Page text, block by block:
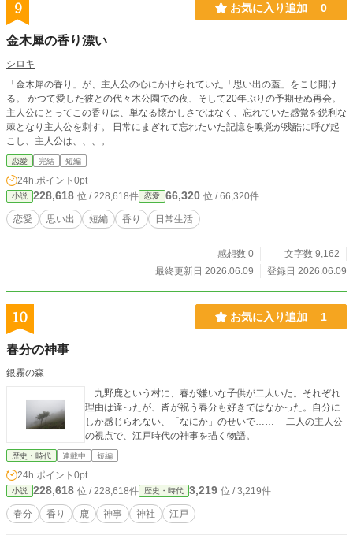
9 お気に入り追加 0
金木犀の香り漂い
シロキ
「⾦⽊犀の⾹り」が、主⼈公の⼼にかけられていた「思い出の蓋」をこじ開け
る。 かつて愛した彼との代々⽊公園での夜、そして20年ぶりの予期せぬ再会。
主人公にとってこの⾹りは、単なる懐かしさではなく、忘れていた感覚を鋭利な
棘となり主人公を刺す。 ⽇常にまぎれて忘れたいた記憶を嗅覚が残酷に呼び起
こし、主人公は、、、。
恋愛 完結 短編
24h.ポイント 0pt
小説 228,618 位 / 228,618件 恋愛 66,320 位 / 66,320件
恋愛 思い出 短編 香り 日常生活
感想数 0
文字数 9,162
最終更新日 2026.06.09
登録日 2026.06.09
10 お気に入り追加 1
春分の神事
銀霧の森
九野鹿という村に、春が嫌いな子供が二人いた。それぞれ
理由は違ったが、皆が祝う春分も好きではなかった。自分に
しか感じられない、「なにか」のせいで…… 二人の主人公
の視点で、江戸時代の神事を描く物語。
歴史・時代 連載中 短編
24h.ポイント 0pt
小説 228,618 位 / 228,618件 歴史・時代 3,219 位 / 3,219件
春分 香り 鹿 神事 神社 江戸